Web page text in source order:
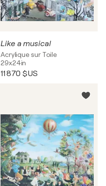
Like a musical
Acrylique sur Toile
29x24in
11 870 $US